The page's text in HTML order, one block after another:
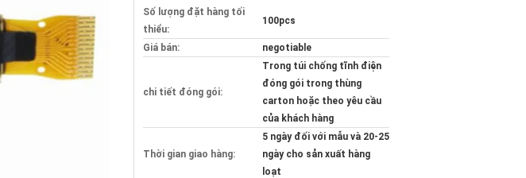
Số lượng đặt hàng tối
thiểu:
100pcs
Giá bán: negotiable
chi tiết đóng gói:
Trong túi chống tĩnh điện
đóng gói trong thùng
carton hoặc theo yêu cầu
của khách hàng
Thời gian giao hàng:
5 ngày đối với mẫu và 20-25
ngày cho sản xuất hàng
loạt